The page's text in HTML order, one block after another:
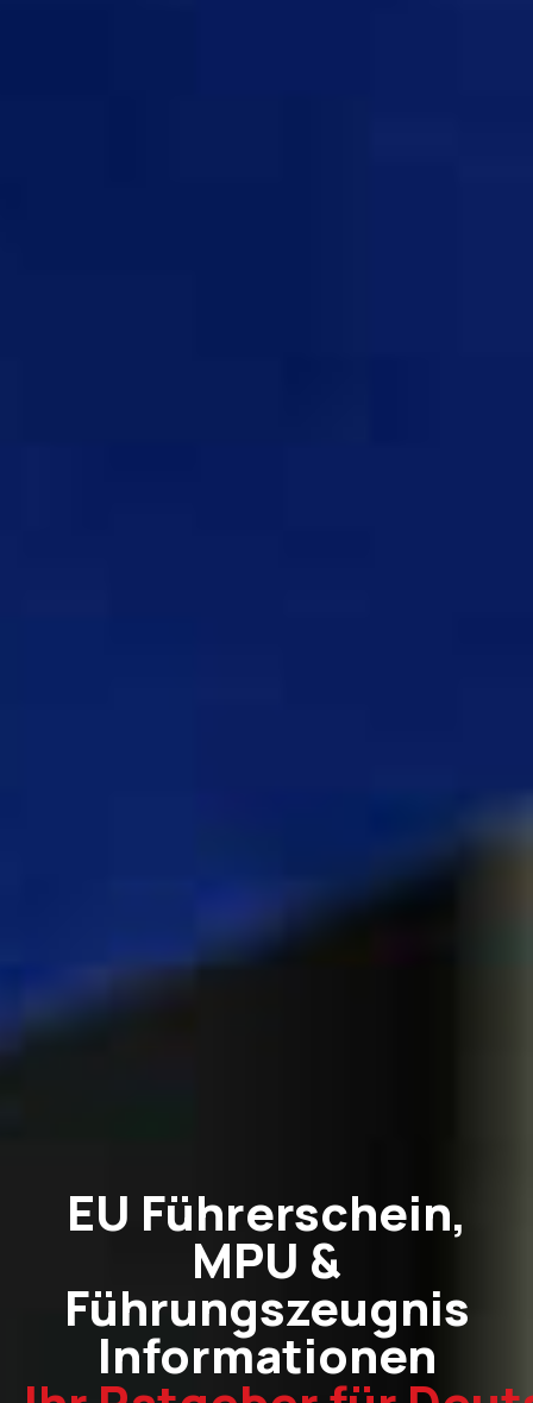
EU Führerschein,
MPU &
Führungszeugnis
Informationen